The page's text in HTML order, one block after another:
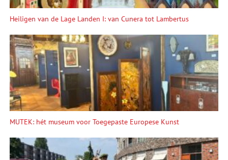
Heiligen van de Lage Landen I: van Cunera tot Lambertus
MUTEK: hét museum voor Toegepaste Europese Kunst